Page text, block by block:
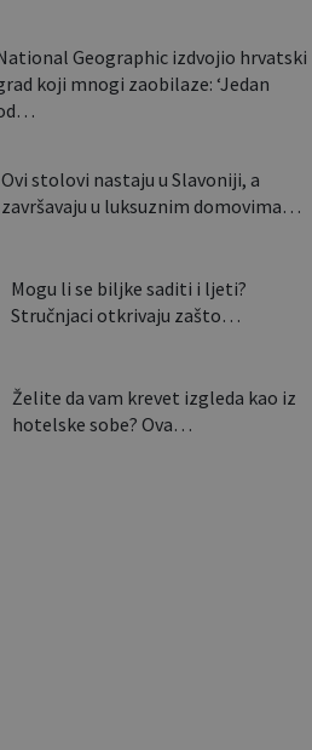
Geographic izdvojio hrvatski
koji mnogi zaobilaze: ‘Jedan
Ovi stolovi nastaju u Slavoniji, a
završavaju u luksuznim domovima…
Mogu li se biljke saditi i ljeti?
Stručnjaci otkrivaju zašto…
Želite da vam krevet izgleda kao iz
hotelske sobe? Ova…